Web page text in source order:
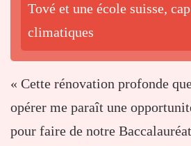
Tové et une école suisse,
climatiques
« Cette rénovation profonde
opérer me paraît une
pour faire de notre